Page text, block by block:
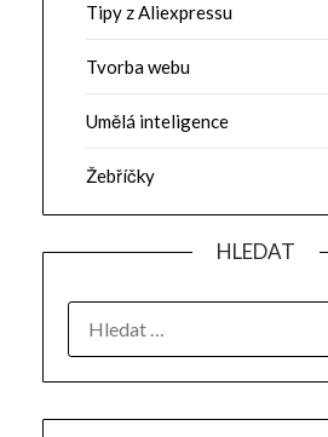
Tipy z Aliexpressu
Tvorba webu
Umělá inteligence
Žebříčky
HLEDAT